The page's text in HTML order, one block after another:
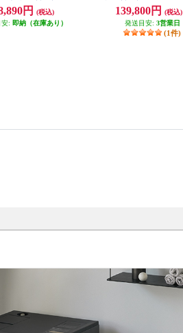
LX113EL-W
円
(税込)
: 即納（在庫あり）
139,800円
(税込)
発送目安: 3営業日
(1件)